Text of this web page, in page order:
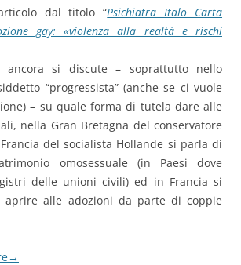
dal titolo “Psichiatra Italo Carta
gay: «violenza alla realtà e rischi
si discute – soprattutto nello
“progressista” (anche se ci vuole
– su quale forma di tutela dare alle
nella Gran Bretagna del conservatore
del socialista Hollande si parla di
omosessuale (in Paesi dove
delle unioni civili) ed in Francia si
aprire alle adozioni da parte di coppie
→